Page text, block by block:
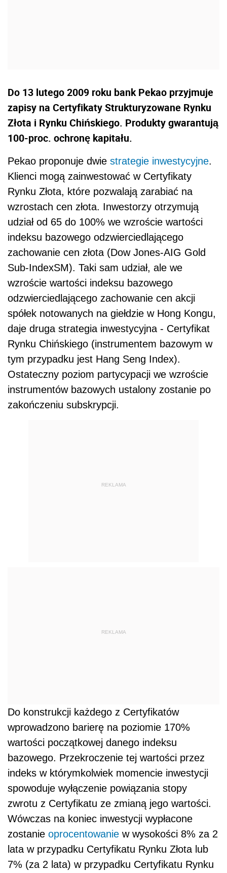
Do 13 lutego 2009 roku bank Pekao przyjmuje
zapisy na Certyfikaty Strukturyzowane Rynku
Złota i Rynku Chińskiego. Produkty gwarantują
100-proc. ochronę kapitału.
Pekao proponuje dwie strategie inwestycyjne.
Klienci mogą zainwestować w Certyfikaty
Rynku Złota, które pozwalają zarabiać na
wzrostach cen złota. Inwestorzy otrzymują
udział od 65 do 100% we wzroście wartości
indeksu bazowego odzwierciedlającego
zachowanie cen złota (Dow Jones-AIG Gold
Sub-IndexSM). Taki sam udział, ale we
wzroście wartości indeksu bazowego
odzwierciedlającego zachowanie cen akcji
spółek notowanych na giełdzie w Hong Kongu,
daje druga strategia inwestycyjna - Certyfikat
Rynku Chińskiego (instrumentem bazowym w
tym przypadku jest Hang Seng Index).
Ostateczny poziom partycypacji we wzroście
instrumentów bazowych ustalony zostanie po
zakończeniu subskrypcji.
REKLAMA
REKLAMA
Do konstrukcji każdego z Certyfikatów
wprowadzono barierę na poziomie 170%
wartości początkowej danego indeksu
bazowego. Przekroczenie tej wartości przez
indeks w którymkolwiek momencie inwestycji
spowoduje wyłączenie powiązania stopy
zwrotu z Certyfikatu ze zmianą jego wartości.
Wówczas na koniec inwestycji wypłacone
zostanie oprocentowanie w wysokości 8% za 2
lata w przypadku Certyfikatu Rynku Złota lub
7% (za 2 lata) w przypadku Certyfikatu Rynku